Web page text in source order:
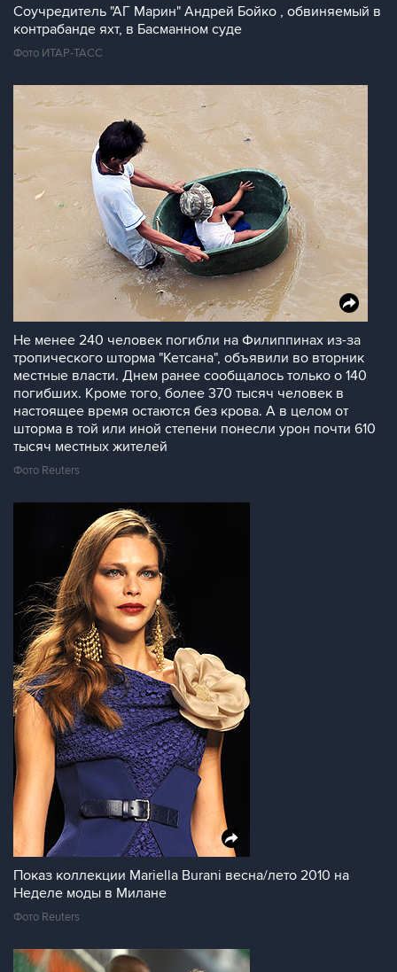
Соучредитель "АГ Марин" Андрей Бойко , обвиняемый в
контрабанде яхт, в Басманном суде
Фото ИТАР-ТАСС
Не менее 240 человек погибли на Филиппинах из-за
тропического шторма "Кетсана", объявили во вторник
местные власти. Днем ранее сообщалось только о 140
погибших. Кроме того, более 370 тысяч человек в
настоящее время остаются без крова. А в целом от
шторма в той или иной степени понесли урон почти 610
тысяч местных жителей
Фото Reuters
Показ коллекции Mariella Burani весна/лето 2010 на
Неделе моды в Милане
Фото Reuters